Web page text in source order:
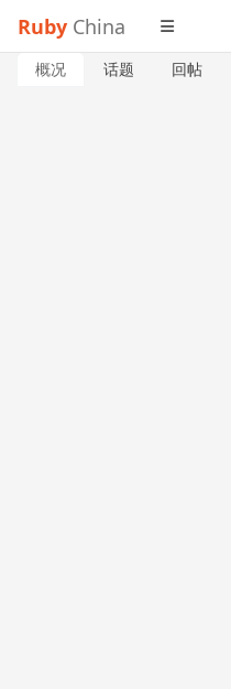
Ruby China
概况 话题 回帖